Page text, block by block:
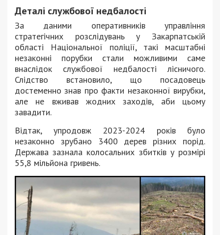
Деталі службової недбалості
За даними оперативників управління
стратегічних розслідувань у Закарпатській
області Національної поліції, такі масштабні
незаконні порубки стали можливими саме
внаслідок службової недбалості лісничого.
Слідство встановило, що посадовець
достеменно знав про факти незаконної вирубки,
але не вживав жодних заходів, аби цьому
завадити.
Відтак, упродовж 2023-2024 років було
незаконно зрубано 3400 дерев різних порід.
Держава зазнала колосальних збитків у розмірі
55,8 мільйона гривень.